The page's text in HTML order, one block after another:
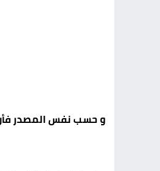
و حسب نفس المصدر فأن